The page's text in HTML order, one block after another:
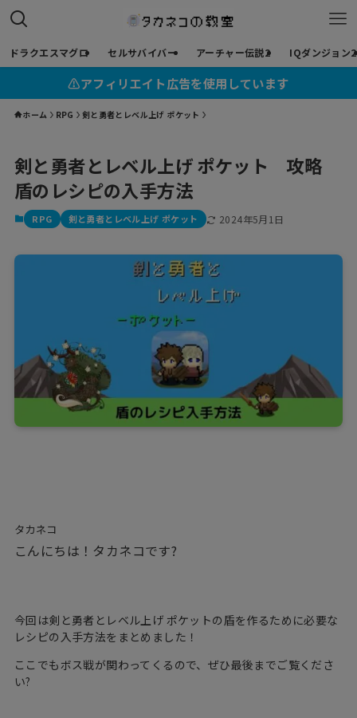
ドラクエスマグロ セルサバイバー アーチャー伝説2 IQダンジョン2
⚠︎アフィリエイト広告を使用しています
ホーム RPG 剣と勇者とレベル上げ ポケット
剣と勇者とレベル上げ ポケット 攻略
盾のレシピの入手方法
RPG 剣と勇者とレベル上げ ポケット 2024年5月1日
タカネコ
こんにちは！タカネコです?
今回は剣と勇者とレベル上げ ポケットの盾を作るために必要な
レシピの入手方法をまとめました！
ここでもボス戦が関わってくるので、ぜひ最後までご覧くださ
い?